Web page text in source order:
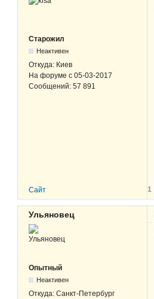
Старожил
Неактивен
Откуда: Киев
На форуме с 05-03-2017
Сообщений: 57 891
Сайт 1
Ульяновец
Опытный
Неактивен
Откуда: Санкт-Петербург